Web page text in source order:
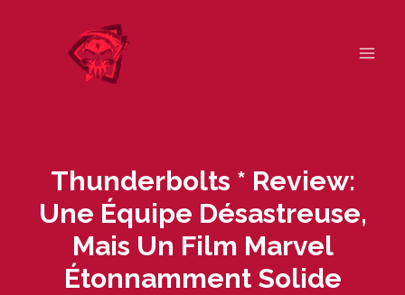
Thunderbolts * Review:
Une Équipe Désastreuse,
Mais Un Film Marvel
Étonnamment Solide